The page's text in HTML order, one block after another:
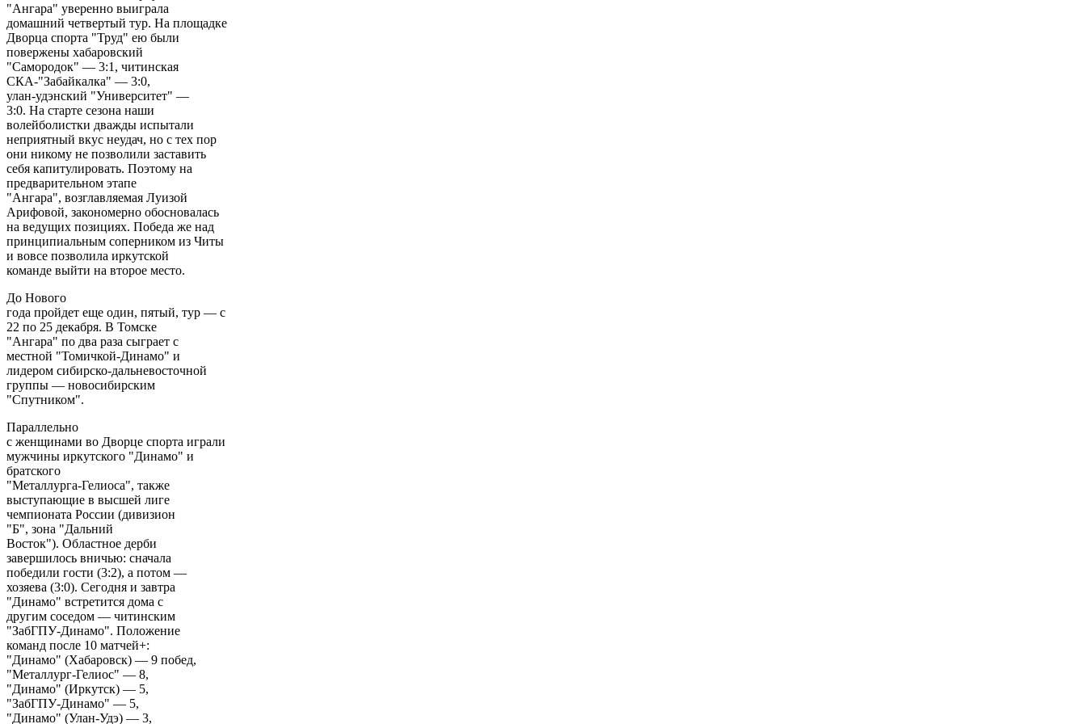
"Ангара" уверенно выиграла
домашний четвертый тур. На площадке
Дворца спорта "Труд" ею были
повержены хабаровский
"Самородок" — 3:1, читинская
СКА-"Забайкалка" — 3:0,
улан-удэнский "Университет" —
3:0. На старте сезона наши
волейболистки дважды испытали
неприятный вкус неудач, но с тех пор
они никому не позволили заставить
себя капитулировать. Поэтому на
предварительном этапе
"Ангара", возглавляемая Луизой
Арифовой, закономерно обосновалась
на ведущих позициях. Победа же над
принципиальным соперником из Читы
и вовсе позволила иркутской
команде выйти на второе место.
До Нового
года пройдет еще один, пятый, тур — с
22 по 25 декабря. В Томске
"Ангара" по два раза сыграет с
местной "Томичкой-Динамо" и
лидером сибирско-дальневосточной
группы — новосибирским
"Спутником".
Параллельно
с женщинами во Дворце спорта играли
мужчины иркутского "Динамо" и
братского
"Металлурга-Гелиоса", также
выступающие в высшей лиге
чемпионата России (дивизион
"Б", зона "Дальний
Восток"). Областное дерби
завершилось вничью: сначала
победили гости (3:2), а потом —
хозяева (3:0). Сегодня и завтра
"Динамо" встретится дома с
другим соседом — читинским
"ЗабГПУ-Динамо". Положение
команд после 10 матчей+:
"Динамо" (Хабаровск) — 9 побед,
"Металлург-Гелиос" — 8,
"Динамо" (Иркутск) — 5,
"ЗабГПУ-Динамо" — 5,
"Динамо" (Улан-Удэ) — 3,